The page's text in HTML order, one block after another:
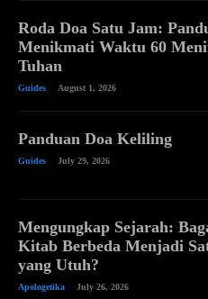
Roda Doa Satu Jam:
Menikmati Waktu 60
Tuhan
Guides August 1, 2026
Panduan Doa Keliling
Guides July 29, 2026
Mengungkap Sejarah:
Kitab Berbeda Menjadi
yang Utuh?
Apologetika July 26, 2026